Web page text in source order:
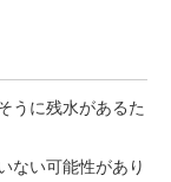
うに残水があるた
ない可能性があり